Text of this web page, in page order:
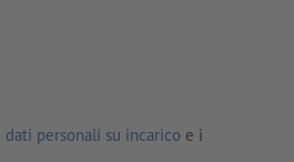
personali su incarico e i